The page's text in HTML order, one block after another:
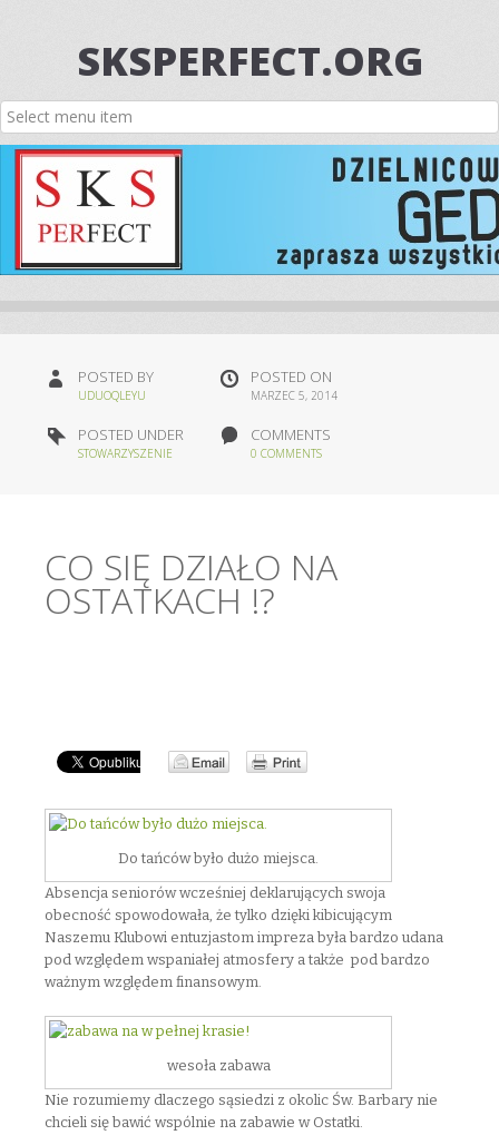
SKSPERFECT.ORG
POSTED BY
UDUOQLEYU
POSTED ON
MARZEC 5, 2014
POSTED UNDER
STOWARZYSZENIE
COMMENTS
0 COMMENTS
CO SIĘ DZIAŁO NA
OSTATKACH !?
Do tańców było dużo miejsca.
Absencja seniorów wcześniej deklarujących swoja
obecność spowodowała, że tylko dzięki kibicującym
Naszemu Klubowi entuzjastom impreza była bardzo udana
pod względem wspaniałej atmosfery a także pod bardzo
ważnym względem finansowym.
wesoła zabawa
Nie rozumiemy dlaczego sąsiedzi z okolic Św. Barbary nie
chcieli się bawić wspólnie na zabawie w Ostatki.